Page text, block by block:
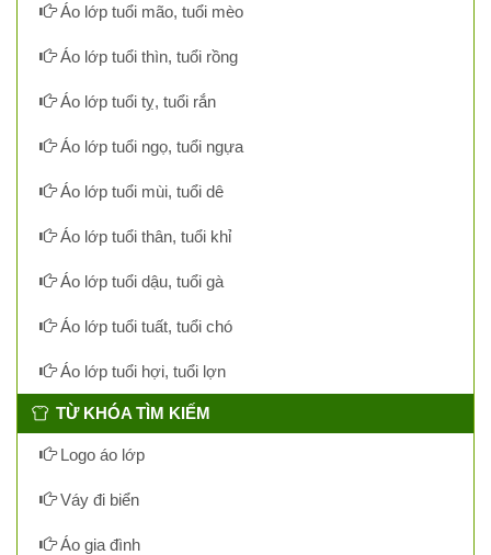
Áo lớp tuổi mão, tuổi mèo
Áo lớp tuổi thìn, tuổi rồng
Áo lớp tuổi tỵ, tuổi rắn
Áo lớp tuổi ngọ, tuổi ngựa
Áo lớp tuổi mùi, tuổi dê
Áo lớp tuổi thân, tuổi khỉ
Áo lớp tuổi dậu, tuổi gà
Áo lớp tuổi tuất, tuổi chó
Áo lớp tuổi hợi, tuổi lợn
TỪ KHÓA TÌM KIẾM
Logo áo lớp
Váy đi biển
Áo gia đình